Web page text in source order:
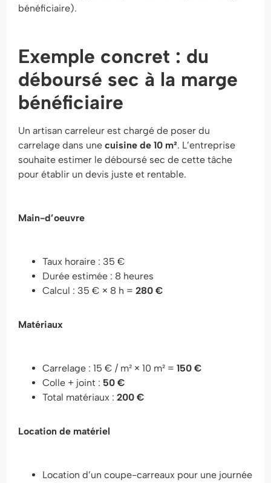
bénéficiaire).
Exemple concret : du
déboursé sec à la marge
bénéficiaire
Un artisan carreleur est chargé de poser du
carrelage dans une cuisine de 10 m². L’entreprise
souhaite estimer le déboursé sec de cette tâche
pour établir un devis juste et rentable.
Main-d’oeuvre
Taux horaire : 35 €
Durée estimée : 8 heures
Calcul : 35 € × 8 h = 280 €
Matériaux
Carrelage : 15 € / m² × 10 m² = 150 €
Colle + joint : 50 €
Total matériaux : 200 €
Location de matériel
Location d’un coupe-carreaux pour une journée